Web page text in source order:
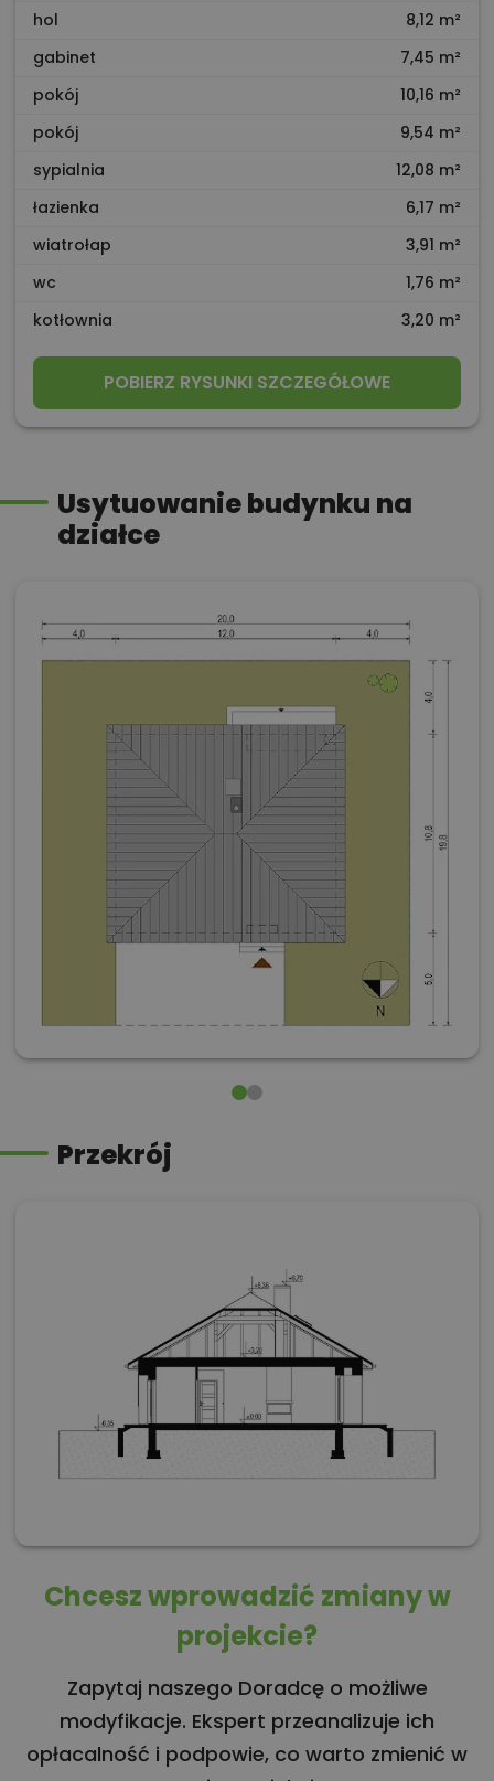
hol
8,12 m²
gabinet
7,45 m²
pokój
10,16 m²
pokój
9,54 m²
sypialnia
12,08 m²
łazienka
6,17 m²
wiatrołap
3,91 m²
wc
1,76 m²
kotłownia
3,20 m²
POBIERZ RYSUNKI SZCZEGÓŁOWE
Usytuowanie budynku na
działce
Przekrój
Chcesz wprowadzić zmiany w
projekcie?
Zapytaj naszego Doradcę o możliwe
modyfikacje. Ekspert przeanalizuje ich
opłacalność i podpowie, co warto zmienić w